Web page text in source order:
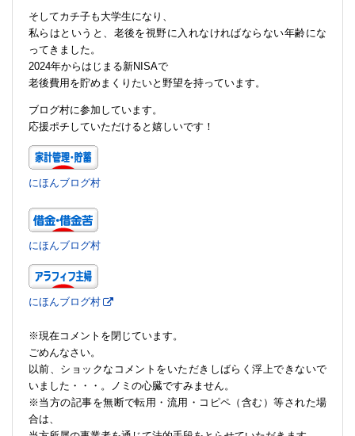
そしてカチ子も大学生になり、
私らはというと、老後を視野に入れなければならない年齢にな
ってきました。
2024年からはじまる新NISAで
老後費用を貯めまくりたいと野望を持っています。
ブログ村に参加しています。
応援ポチしていただけると嬉しいです！
にほんブログ村
にほんブログ村
にほんブログ村
※現在コメントを閉じています。
ごめんなさい。
以前、ショックなコメントをいただきしばらく浮上できないで
いました・・・。ノミの心臓ですみません。
※当方の記事を無断で転用・流用・コピペ（含む）等された場
合は、